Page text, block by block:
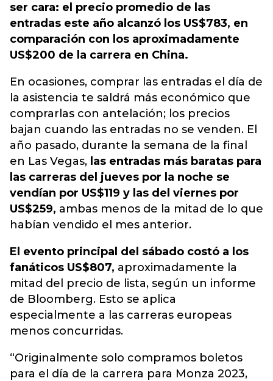
ser cara: el precio promedio de las
entradas este año alcanzó los US$783, en
comparación con los aproximadamente
US$200 de la carrera en China.
En ocasiones, comprar las entradas el día de
la asistencia te saldrá más económico que
comprarlas con antelación; los precios
bajan cuando las entradas no se venden. El
año pasado, durante la semana de la final
en Las Vegas, las entradas más baratas para
las carreras del jueves por la noche se
vendían por US$119 y las del viernes por
US$259, ambas menos de la mitad de lo que
habían vendido el mes anterior.
El evento principal del sábado costó a los
fanáticos US$807, aproximadamente la
mitad del precio de lista, según un informe
de Bloomberg. Esto se aplica
especialmente a las carreras europeas
menos concurridas.
“Originalmente solo compramos boletos
para el día de la carrera para Monza 2023,